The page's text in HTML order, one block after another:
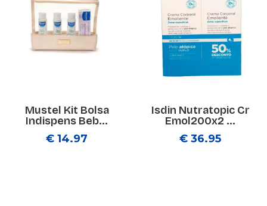
Mustel Kit Bolsa
Indispens Beb...
€ 14.97
Isdin Nutratopic Cr
Emol200x2 ...
€ 36.95